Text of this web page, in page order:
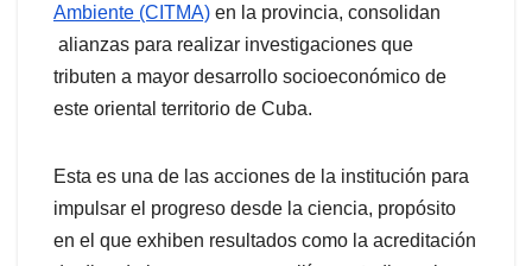
Ambiente (CITMA) en la provincia, consolidan
alianzas para realizar investigaciones que
tributen a mayor desarrollo socioeconómico de
este oriental territorio de Cuba.
Esta es una de las acciones de la institución para
impulsar el progreso desde la ciencia, propósito
en el que exhiben resultados como la acreditación